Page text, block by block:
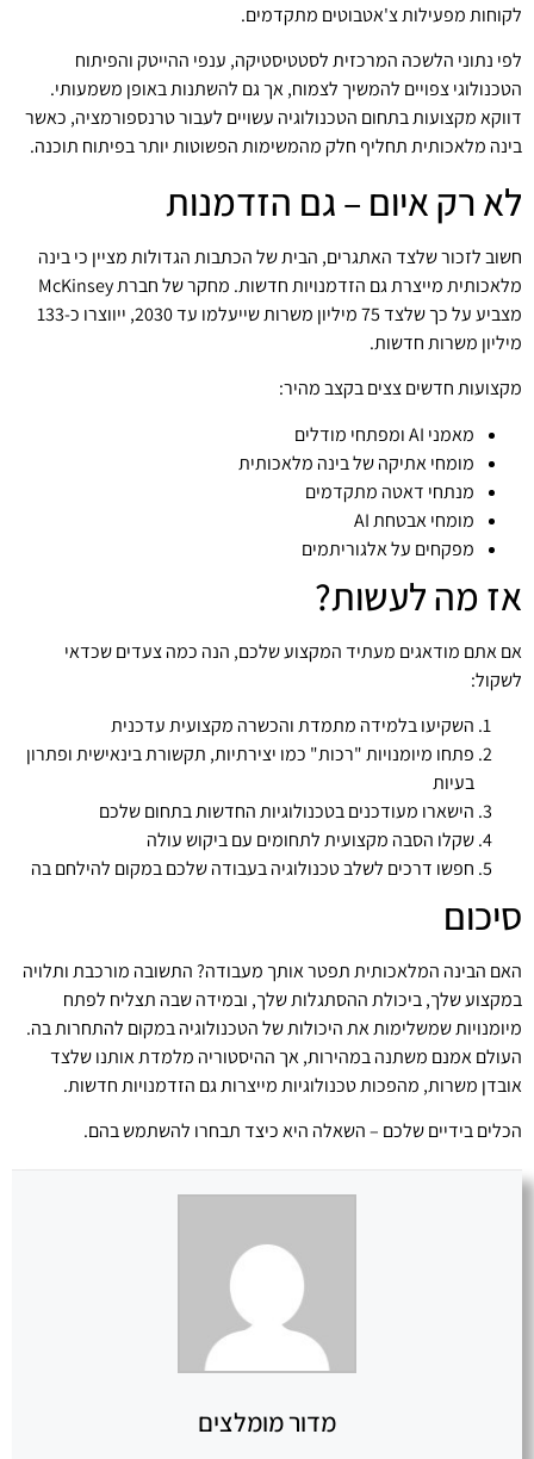
לקוחות מפעילות צ'אטבוטים מתקדמים.
לפי נתוני הלשכה המרכזית לסטטיסטיקה, ענפי ההייטק והפיתוח
הטכנולוגי צפויים להמשיך לצמוח, אך גם להשתנות באופן משמעותי.
דווקא מקצועות בתחום הטכנולוגיה עשויים לעבור טרנספורמציה, כאשר
בינה מלאכותית תחליף חלק מהמשימות הפשוטות יותר בפיתוח תוכנה.
לא רק איום – גם הזדמנות
חשוב לזכור שלצד האתגרים, הבית של הכתבות הגדולותמציין כי בינה
מלאכותית מייצרת גם הזדמנויות חדשות. מחקר של חברת McKinsey
מצביע על כך שלצד 75 מיליון משרות שייעלמו עד 2030, ייווצרו כ-133
מיליון משרות חדשות.
מקצועות חדשים צצים בקצב מהיר:
מאמני AI ומפתחי מודלים
מומחי אתיקה של בינה מלאכותית
מנתחי דאטה מתקדמים
מומחי אבטחת AI
מפקחים על אלגוריתמים
אז מה לעשות?
אם אתם מודאגים מעתיד המקצוע שלכם, הנה כמה צעדים שכדאי
לשקול:
השקיעו בלמידה מתמדת והכשרה מקצועית עדכנית
פתחו מיומנויות "רכות" כמו יצירתיות, תקשורת בינאישית ופתרון
בעיות
הישארו מעודכנים בטכנולוגיות החדשות בתחום שלכם
שקלו הסבה מקצועית לתחומים עם ביקוש עולה
חפשו דרכים לשלב טכנולוגיה בעבודה שלכם במקום להילחם בה
סיכום
האם הבינה המלאכותית תפטר אותך מעבודה? התשובה מורכבת ותלויה
במקצוע שלך, ביכולת ההסתגלות שלך, ובמידה שבה תצליח לפתח
מיומנויות שמשלימות את היכולות של הטכנולוגיה במקום להתחרות בה.
העולם אמנם משתנה במהירות, אך ההיסטוריה מלמדת אותנו שלצד
אובדן משרות, מהפכות טכנולוגיות מייצרות גם הזדמנויות חדשות.
הכלים בידיים שלכם – השאלה היא כיצד תבחרו להשתמש בהם.
מדור מומלצים